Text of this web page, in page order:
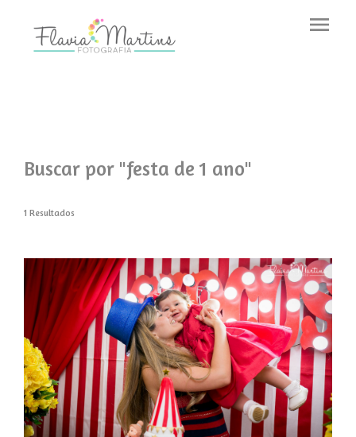
menu
Buscar por "festa de 1 ano"
1 Resultados